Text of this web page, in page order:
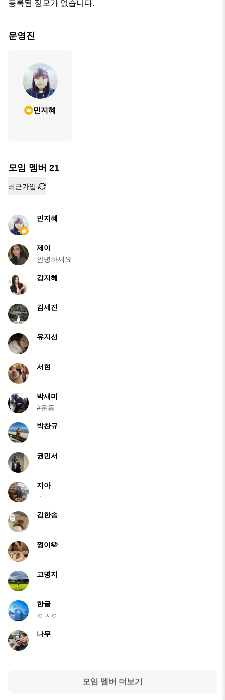
등록된 정모가 없습니다.
운영진
민지혜
모임 멤버 21
최근가입
민지혜
제이
안녕하세요
강지혜
김세진
유지선
.
서현
박새미
#운동
박찬규
권민서
지아
ㆍ
김한송
쩡이🐶
고명지
한글
ㅇㅅㅇ
나무
모임 멤버 더보기